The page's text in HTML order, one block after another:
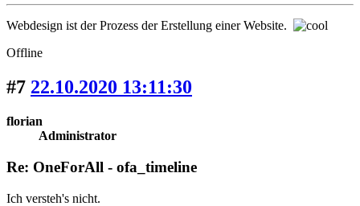
Webdesign ist der Prozess der Erstellung einer Website.
Offline
#7 22.10.2020 13:11:30
florian
Administrator
Re: OneForAll - ofa_timeline
Ich versteh's nicht.